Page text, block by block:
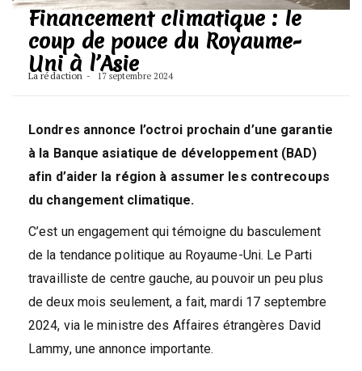
Financement climatique : le
coup de pouce du Royaume-
Uni à l’Asie
La rédaction 17 septembre 2024
Londres annonce l’octroi prochain d’une garantie
à la Banque asiatique de développement (BAD)
afin d’aider la région à assumer les contrecoups
du changement climatique.
C’est un engagement qui témoigne du basculement
de la tendance politique au Royaume-Uni. Le Parti
travailliste de centre gauche, au pouvoir un peu plus
de deux mois seulement, a fait, mardi 17 septembre
2024, via le ministre des Affaires étrangères David
Lammy, une annonce importante.